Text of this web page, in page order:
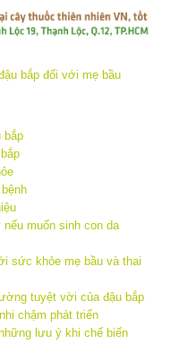
bắp
muốn sinh con da
sức khỏe mẹ bầu và thai
tuyệt vời của đậu bắp
chậm phát triển
lưu ý khi chế biến